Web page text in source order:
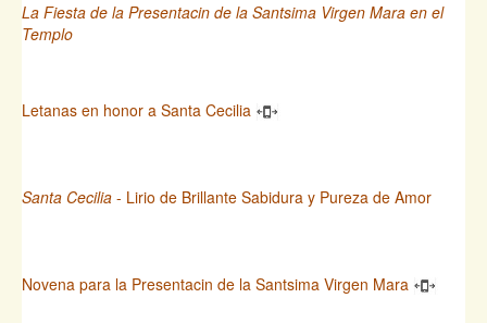
La Fiesta de la Presentacin de la Santsima Virgen Mara en el
Templo
Letanas en honor a Santa Cecilia
Santa Cecilia - Lirio de Brillante Sabidura y Pureza de Amor
Novena para la Presentacin de la Santsima Virgen Mara